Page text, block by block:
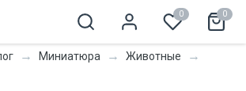
0 0
→ Миниатюра → Животные →